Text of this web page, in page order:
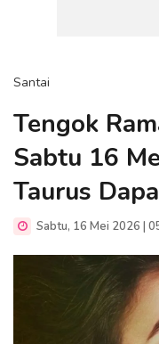
Santai
Tengok
Sabtu 16
Taurus
Sabtu, 16 Mei 2026 |